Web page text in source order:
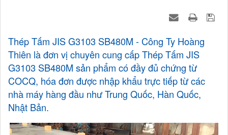
Thép Tấm JIS G3103 SB480M - Công Ty Hoàng
Thiên là đơn vị chuyên cung cấp Thép Tấm JIS
G3103 SB480M sản phẩm có đầy đủ chứng từ
COCQ, hóa đơn được nhập khẩu trực tiếp từ các
nhà máy hàng đầu như Trung Quốc, Hàn Quốc,
Nhật Bản.